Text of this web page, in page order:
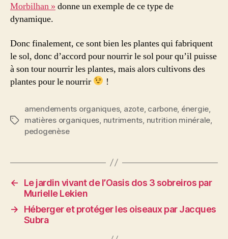
Morbilhan » donne un exemple de ce type de
dynamique.
Donc finalement, ce sont bien les plantes qui fabriquent
le sol, donc d’accord pour nourrir le sol pour qu’il puisse
à son tour nourrir les plantes, mais alors cultivons des
plantes pour le nourrir
!
Étiquettes
amendements organiques, azote, carbone, énergie
matières organiques nutriments nutrition minérale
pedogenèse
←
Le jardin vivant de l’Oasis dos 3 sobreiros par
Murielle Lekien
→
Héberger et protéger les oiseaux par Jacques
Subra